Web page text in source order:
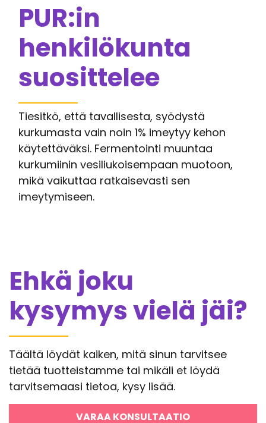
PUR:in
henkilökunta
suosittelee
Tiesitkö, että tavallisesta, syödystä
kurkumasta vain noin 1% imeytyy kehon
käytettäväksi. Fermentointi muuntaa
kurkumiinin vesiliukoisempaan muotoon,
mikä vaikuttaa ratkaisevasti sen
imeytymiseen.
Ehkä joku
kysymys vielä jäi?
Täältä löydät kaiken, mitä sinun tarvitsee
tietää tuotteistamme tai mikäli et löydä
tarvitsemaasi tietoa, kysy lisää.
VARAA KONSULTAATIO